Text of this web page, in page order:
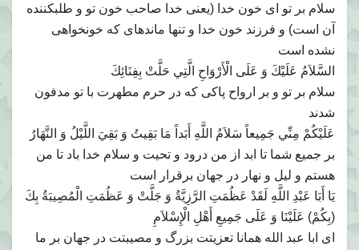
سلام بر تو اى خون خدا (يعنى خدا صاحب خون تو و طلب‏كننده
آن است) و فرزند خون خدا و تنها مانده‏اى كه خونخواهى
نشده است
السَّلاَمُ عَلَيْكَ وَ عَلَى الْأَرْوَاحِ الَّتِي حَلَّتْ بِفِنَائِكَ
سلام بر تو و بر ارواح پاكى كه در حرم مطهرت با تو مدفون
شدند
عَلَيْكُمْ مِنِّي جَمِيعاً سَلاَمُ اللَّهِ أَبَداً مَا بَقِيتُ وَ بَقِيَ اللَّيْلُ وَ النَّهَارُ
بر جميع شما تا ابد از من درود و تحيت و سلام خدا باد تا من
هستم و ليل و نهار در جهان برقرار است
يَا أَبَا عَبْدِ اللَّهِ لَقَدْ عَظُمَتِ الرَّزِيَّةُ وَ جَلَّتْ وَ عَظُمَتِ الْمُصِيبَةُ بِكَ
(بِكُمْ) عَلَيْنَا وَ عَلَى جَمِيعِ أَهْلِ الْإِسْلاَمِ‏
اى ابا عبد الله همانا تعزيتت بزرگ و مصيبتت در جهان بر ما